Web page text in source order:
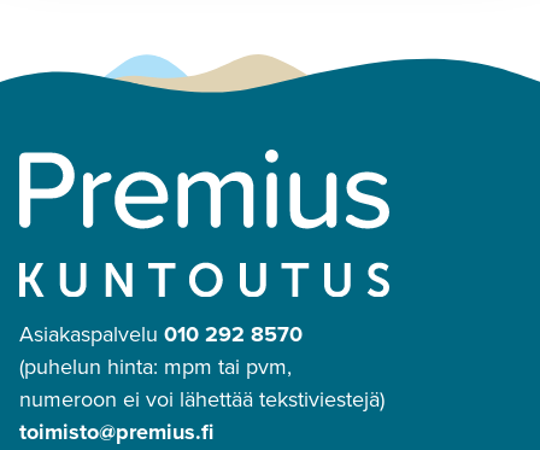
Asiakaspalvelu 010 292 8570
(puhelun hinta: mpm tai pvm,
numeroon ei voi lähettää tekstiviestejä)
toimisto@premius.fi